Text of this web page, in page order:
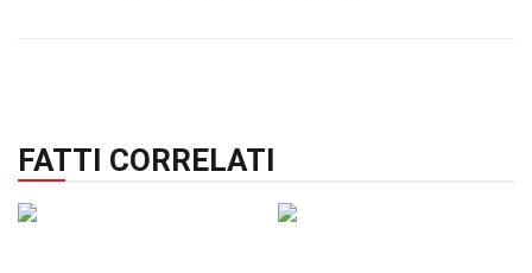
FATTI CORRELATI